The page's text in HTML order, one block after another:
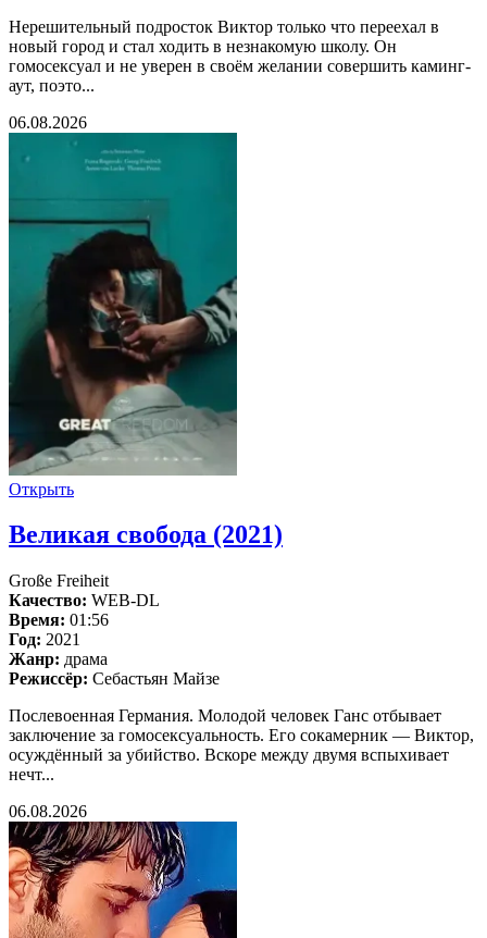
Нерешительный подросток Виктор только что переехал в
новый город и стал ходить в незнакомую школу. Он
гомосексуал и не уверен в своём желании совершить каминг-
аут, поэто...
06.08.2026
Открыть
Великая свобода (2021)
Große Freiheit
Качество: WEB-DL
Время: 01:56
Год: 2021
Жанр: драма
Режиссёр: Себастьян Майзе
Послевоенная Германия. Молодой человек Ганс отбывает
заключение за гомосексуальность. Его сокамерник — Виктор,
осуждённый за убийство. Вскоре между двумя вспыхивает
нечт...
06.08.2026